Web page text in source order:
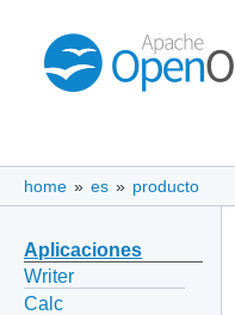
home » es » producto
Aplicaciones
Writer
Calc